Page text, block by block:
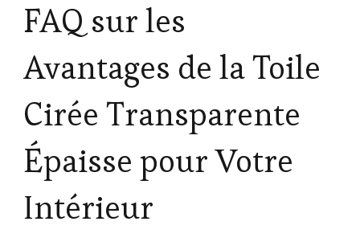
FAQ sur les
Avantages de la Toile
Cirée Transparente
Épaisse pour Votre
Intérieur